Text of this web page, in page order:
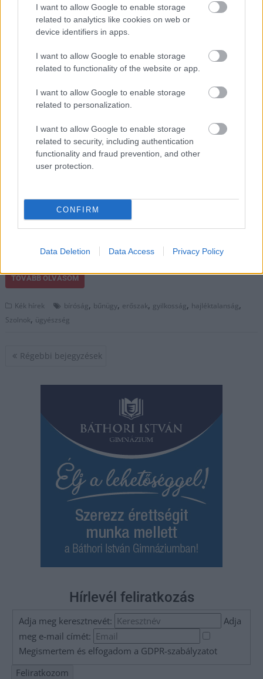
I want to allow Google to enable storage
related to analytics like cookies on web or
device identifiers in apps.
I want to allow Google to enable storage
related to functionality of the website or app.
I want to allow Google to enable storage
related to personalization.
I want to allow Google to enable storage
related to security, including authentication
functionality and fraud prevention, and other
user protection.
CONFIRM
Data Deletion Data Access Privacy Policy
Kék hírek abony,állat, ,
,
Rajtakapta őket, majd vérfürdőt rendezett –
életfogytiglant kérnek a szolnoki kettős
gyilkosság vádlottjára
Egy tavaly nyári,
brutális erőszakba
indítványozta.
TOVÁBB OLVASOM
Kék hírek bíróság, bűnügy, erőszak, gyilkosság, hajléktalanság,
Szolnok, ügyészség
Bejegyzés
Régebbi bejegyzések
Hírlevél feliratkozás
Adja meg keresztnevét:
Adja
meg e-mail címét:
Megismertem és elfogadom a GDPR-szabályzatot